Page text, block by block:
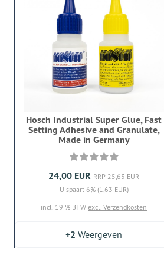
Hosch Industrial Super Glue, Fast
Setting Adhesive and Granulate,
Made in Germany
24,00 EUR RRP 25,63 EUR
U spaart 6% (1,63 EUR)
incl. 19 % BTW excl. Verzendkosten
+2 Weergeven